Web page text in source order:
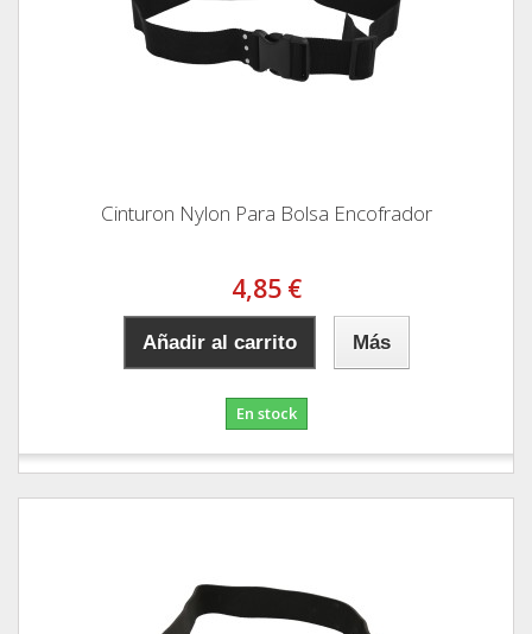
Cinturon Nylon Para Bolsa Encofrador
4,85 €
Añadir al carrito Más
En stock